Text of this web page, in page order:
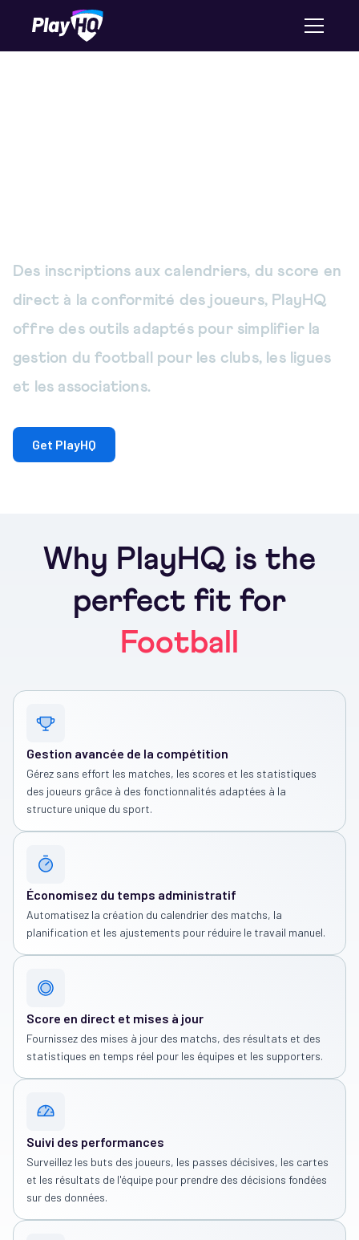
Des inscriptions aux calendriers, du score en
direct à la conformité des joueurs, PlayHQ
offre des outils adaptés pour simplifier la
gestion du football pour les clubs, les ligues
et les associations.
Get PlayHQ
Why PlayHQ is the
perfect fit for
Football
Gestion avancée de la compétition
Gérez sans effort les matches, les scores et les statistiques
des joueurs grâce à des fonctionnalités adaptées à la
structure unique du sport.
Économisez du temps administratif
Automatisez la création du calendrier des matchs, la
planification et les ajustements pour réduire le travail manuel.
Score en direct et mises à jour
Fournissez des mises à jour des matchs, des résultats et des
statistiques en temps réel pour les équipes et les supporters.
Suivi des performances
Surveillez les buts des joueurs, les passes décisives, les cartes
et les résultats de l'équipe pour prendre des décisions fondées
sur des données.